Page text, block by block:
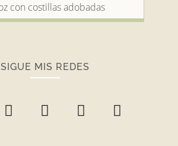
con costillas adobadas
SIGUE MIS REDES